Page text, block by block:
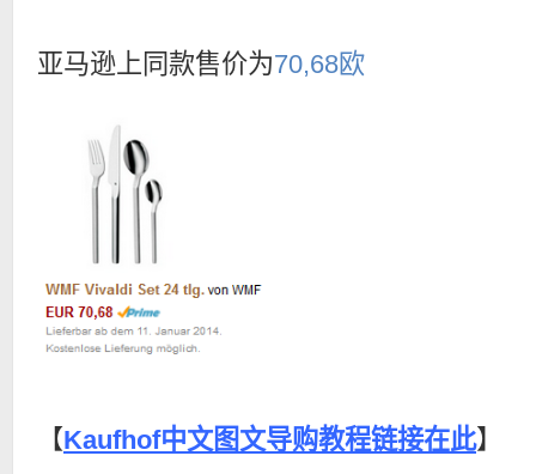
亚马逊上同款售价为70,68欧
【Kaufhof中文图文导购教程链接在此】